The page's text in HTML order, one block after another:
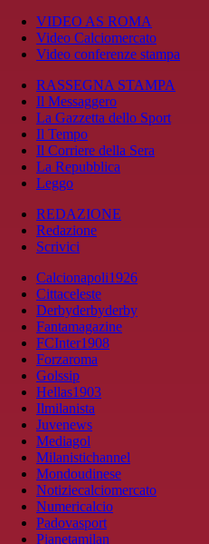
VIDEO AS ROMA
Video Calciomercato
Video conferenze stampa
RASSEGNA STAMPA
Il Messaggero
La Gazzetta dello Sport
Il Tempo
Il Corriere della Sera
La Repubblica
Leggo
REDAZIONE
Redazione
Scrivici
Calcionapoli1926
Cittaceleste
Derbyderbyderby
Fantamagazine
FCInter1908
Forzaroma
Golssip
Hellas1903
Ilmilanista
Juvenews
Mediagol
Milanistichannel
Mondoudinese
Notiziecalciomercato
Numericalcio
Padovasport
Pianetamilan